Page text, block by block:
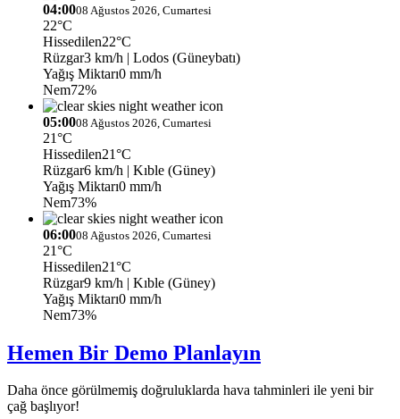
04:0008 Ağustos 2026, Cumartesi
22°C
Hissedilen22°C
Rüzgar3 km/h | Lodos (Güneybatı)
Yağış Miktarı0 mm/h
Nem72%
05:0008 Ağustos 2026, Cumartesi
21°C
Hissedilen21°C
Rüzgar6 km/h | Kıble (Güney)
Yağış Miktarı0 mm/h
Nem73%
06:0008 Ağustos 2026, Cumartesi
21°C
Hissedilen21°C
Rüzgar9 km/h | Kıble (Güney)
Yağış Miktarı0 mm/h
Nem73%
Hemen Bir Demo Planlayın
Daha önce görülmemiş doğruluklarda hava tahminleri ile yeni bir
çağ başlıyor!